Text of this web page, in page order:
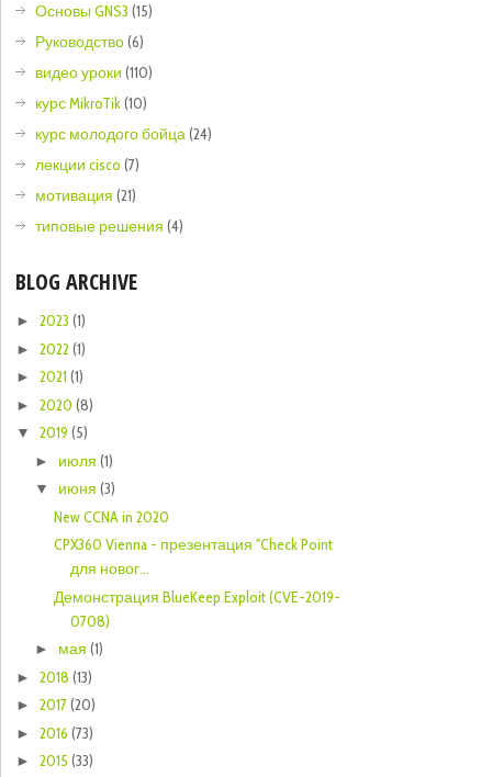
Основы GNS3 (15)
Руководство(6)
видео уроки (110)
курс MikroTik(10)
курс молодого бойца(24)
лекции cisco (7)
мотивация (21)
типовые решения (4)
BLOG ARCHIVE
►2023(1)
►2022(1)
►2021(1)
►2020(8)
▼2019(5)
► июля(1)
▼ июня(3)
New CCNA in 2020
CPX360 Vienna - презентация "Check Point
для новог...
Демонстрация BlueKeep Exploit (CVE-2019-
0708)
► мая(1)
►2018(13)
►2017(20)
►2016(73)
►2015(33)